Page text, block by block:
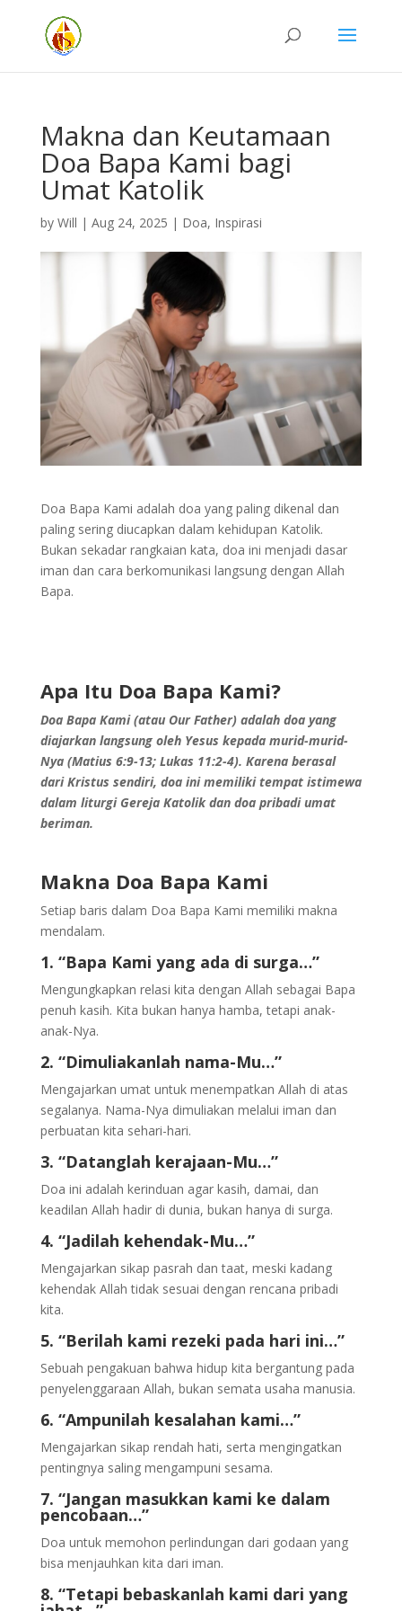
Makna dan Keutamaan
Doa Bapa Kami bagi
Umat Katolik
by Will | Aug 24, 2025 | Doa, Inspirasi
Doa Bapa Kami adalah doa yang paling dikenal dan
paling sering diucapkan dalam kehidupan Katolik.
Bukan sekadar rangkaian kata, doa ini menjadi dasar
iman dan cara berkomunikasi langsung dengan Allah
Bapa.
Apa Itu Doa Bapa Kami?
Doa Bapa Kami (atau Our Father) adalah doa yang
diajarkan langsung oleh Yesus kepada murid-murid-
Nya (Matius 6:9-13; Lukas 11:2-4). Karena berasal
dari Kristus sendiri, doa ini memiliki tempat istimewa
dalam liturgi Gereja Katolik dan doa pribadi umat
beriman.
Makna Doa Bapa Kami
Setiap baris dalam Doa Bapa Kami memiliki makna
mendalam.
1. “Bapa Kami yang ada di surga…”
Mengungkapkan relasi kita dengan Allah sebagai Bapa
penuh kasih. Kita bukan hanya hamba, tetapi anak-
anak-Nya.
2. “Dimuliakanlah nama-Mu…”
Mengajarkan umat untuk menempatkan Allah di atas
segalanya. Nama-Nya dimuliakan melalui iman dan
perbuatan kita sehari-hari.
3. “Datanglah kerajaan-Mu…”
Doa ini adalah kerinduan agar kasih, damai, dan
keadilan Allah hadir di dunia, bukan hanya di surga.
4. “Jadilah kehendak-Mu…”
Mengajarkan sikap pasrah dan taat, meski kadang
kehendak Allah tidak sesuai dengan rencana pribadi
kita.
5. “Berilah kami rezeki pada hari ini…”
Sebuah pengakuan bahwa hidup kita bergantung pada
penyelenggaraan Allah, bukan semata usaha manusia.
6. “Ampunilah kesalahan kami…”
Mengajarkan sikap rendah hati, serta mengingatkan
pentingnya saling mengampuni sesama.
7. “Jangan masukkan kami ke dalam
pencobaan…”
Doa untuk memohon perlindungan dari godaan yang
bisa menjauhkan kita dari iman.
8. “Tetapi bebaskanlah kami dari yang